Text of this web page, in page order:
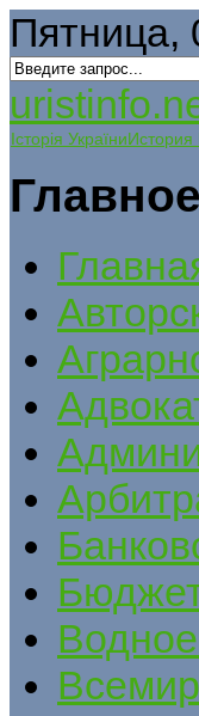
Пятница,
Історія України